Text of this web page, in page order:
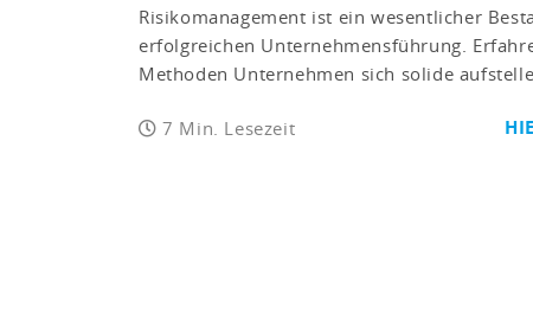
Risikomanagement ist ein wesentlicher
erfolgreichen Unternehmensführung.
Methoden Unternehmen sich solide
7 Min. Lesezeit